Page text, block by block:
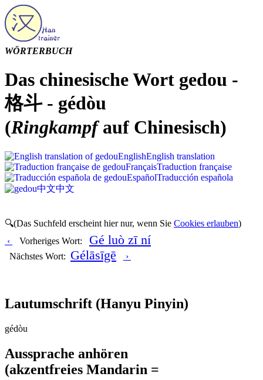
WÖRTERBUCH
Das chinesische Wort gedou -
格斗 - gédòu
(Ringkampfauf Chinesisch)
EnglishEnglish translation
FrançaisTraduction française
EspañolTraducción española
中文中文
🔍(Das Suchfeld erscheint hier nur, wenn Sie Cookies erlauben)
‹
Vorheriges Wort: Gé luò zī ní
Nächstes Wort: Gélāsīgē ›
Lautumschrift (Hanyu Pinyin)
gédòu
Aussprache anhören
(akzentfreies Mandarin =